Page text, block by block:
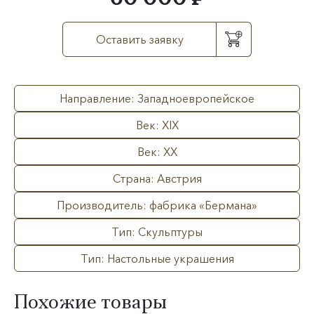
Оставить заявку
Направление: Западноевропейское
Век: XIX
Век: XX
Страна: Австрия
Производитель: фабрика «Бермана»
Тип: Скульптуры
Тип: Настольные украшения
Похожие товары